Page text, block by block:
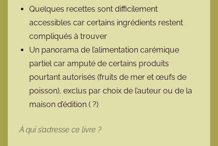
Quelques recettes sont difficilement
accessibles car certains ingrédients restent
compliqués à trouver
Un panorama de l’alimentation carémique
partiel car amputé de certains produits
pourtant autorisés (fruits de mer et œufs de
poisson), exclus par choix de l’auteur ou de la
maison d’édition ( ?)
À qui s’adresse ce livre ?